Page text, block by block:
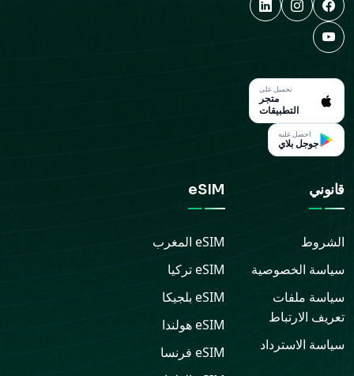
تحميل على
متجر
التطبيقات
احصل عليه
جوجل بلاي
قانوني
الشروط
سياسة الخصوصية
سياسة ملفات
تعريف الارتباط
سياسة الاسترداد
eSIM
eSIM المغرب
eSIMتركيا
eSIM بلجيكا
eSIMهولندا
eSIM فرنسا